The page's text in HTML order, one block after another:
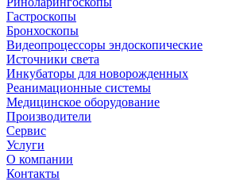
Гастроскопы
Бронхоскопы
Видеопроцессоры эндоскопические
Источники света
Инкубаторы для новорожденных
Реанимационные системы
Медицинское оборудование
Производители
Сервис
Услуги
О компании
Контакты